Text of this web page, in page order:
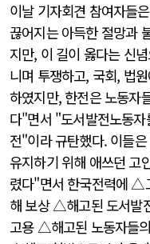
이날 기자회견 참여자들
끊어지는 아득한 절망과
지만, 이 길이 옳다는 신
니며 투쟁하고, 국회, 법
하였지만, 한전은 노동자
다"면서 "도서발전노동
전"이라 규탄했다. 이들
유지하기 위해 애쓰던 고
렸다"면서 한국전력에 △
해 보상 △해고된 도서발
고용 △해고된 노동자들